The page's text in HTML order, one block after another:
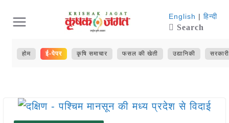
content
English | हिन्दी
Search
होम ई-पेपर कृषि समाचार फसल की खेती उद्यानिकी